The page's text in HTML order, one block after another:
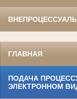
ГЛАВНАЯ
ПОДАЧА
ЭЛЕКТРОННОМ